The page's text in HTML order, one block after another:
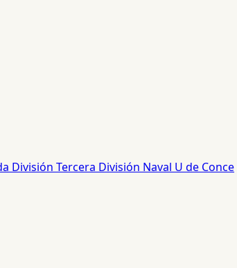
División Tercera División Naval U de Conce